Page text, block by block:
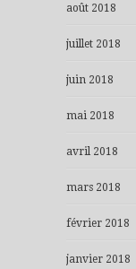
août 2018
juillet 2018
juin 2018
mai 2018
avril 2018
mars 2018
février 2018
janvier 2018